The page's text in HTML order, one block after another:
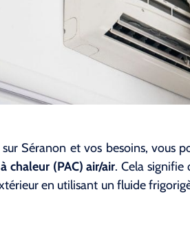
Séranon et vos besoins, vous
chaleur (PAC) air/air. Cela signifie
en utilisant un fluide